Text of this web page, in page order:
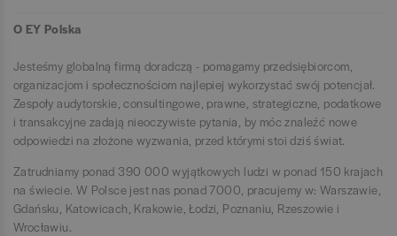
O EY Polska
Jesteśmy globalną firmą doradczą - pomagamy przedsiębiorcom,
organizacjom i społecznościom najlepiej wykorzystać swój potencjał.
Zespoły audytorskie, consultingowe, prawne, strategiczne, podatkowe
i transakcyjne zadają nieoczywiste pytania, by móc znaleźć nowe
odpowiedzi na złożone wyzwania, przed którymi stoi dziś świat.
Zatrudniamy ponad 390 000 wyjątkowych ludzi w ponad 150 krajach
na świecie. W Polsce jest nas ponad 7000, pracujemy w: Warszawie,
Gdańsku, Katowicach, Krakowie, Łodzi, Poznaniu, Rzeszowie i
Wrocławiu.